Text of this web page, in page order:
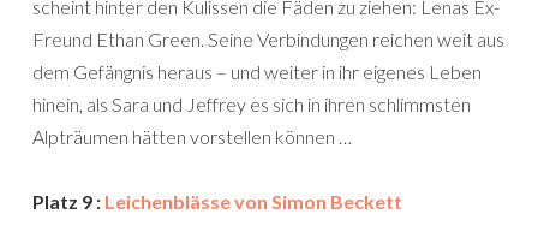
scheint hinter den Kulissen die Fäden zu ziehen: Lenas Ex-
Freund Ethan Green. Seine Verbindungen reichen weit aus
dem Gefängnis heraus – und weiter in ihr eigenes Leben
hinein, als Sara und Jeffrey es sich in ihren schlimmsten
Alpträumen hätten vorstellen können …
Platz 9 : Leichenblässe von Simon Beckett